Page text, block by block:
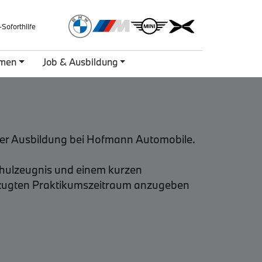
Job & Ausbildung
Ausbildung bei Hofmann Automobile.
und einem kurzen
Praktikumszeitraum anzugeben